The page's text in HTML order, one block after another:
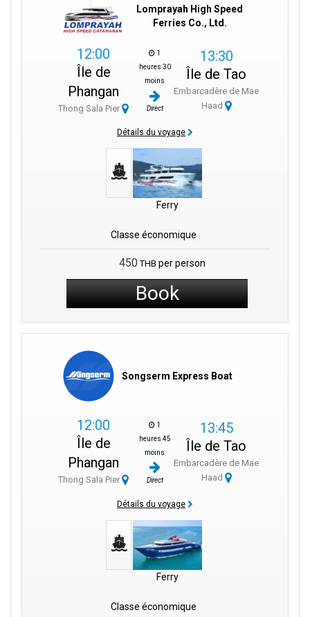
Lomprayah High Speed
Ferries Co., Ltd.
12:00
Île de
Phangan
Thong Sala Pier
1
heures 30
moins
Direct
13:30
Île de Tao
Embarcadère de Mae
Haad
Détails du voyage
Ferry
Classe économique
450 THB per person
Book
Songserm Express Boat
12:00
Île de
Phangan
Thong Sala Pier
1
heures 45
moins
Direct
13:45
Île de Tao
Embarcadère de Mae
Haad
Détails du voyage
Ferry
Classe économique